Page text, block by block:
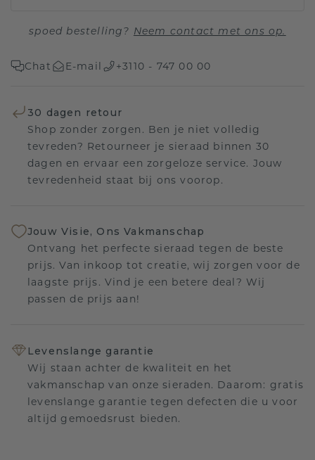
spoed bestelling? Neem contact met ons op.
Chat E-mail +3110 - 747 00 00
30 dagen retour
Shop zonder zorgen. Ben je niet volledig
tevreden? Retourneer je sieraad binnen 30
dagen en ervaar een zorgeloze service. Jouw
tevredenheid staat bij ons voorop.
Jouw Visie, Ons Vakmanschap
Ontvang het perfecte sieraad tegen de beste
prijs. Van inkoop tot creatie, wij zorgen voor de
laagste prijs. Vind je een betere deal? Wij
passen de prijs aan!
Levenslange garantie
Wij staan achter de kwaliteit en het
vakmanschap van onze sieraden. Daarom: gratis
levenslange garantie tegen defecten die u voor
altijd gemoedsrust bieden.